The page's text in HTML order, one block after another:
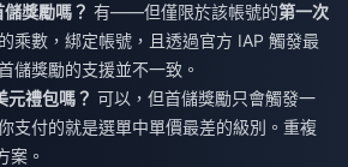
獎勵嗎？ 有——但僅限於該帳號的第一次
乘數，綁定帳號，且透過官方 IAP 觸發最
儲獎勵的支援並不一致。
元禮包嗎？ 可以，但首儲獎勵只會觸發一
支付的就是選單中單價最差的級別。重複
案。